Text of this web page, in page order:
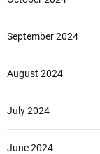
September 2024
August 2024
July 2024
June 2024